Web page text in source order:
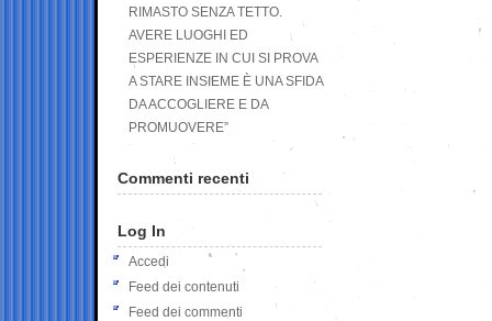
RIMASTO SENZA TETTO.
AVERE LUOGHI ED
ESPERIENZE IN CUI SI PROVA
A STARE INSIEME È UNA SFIDA
DA ACCOGLIERE E DA
PROMUOVERE”
Commenti recenti
Log In
Accedi
Feed dei contenuti
Feed dei commenti